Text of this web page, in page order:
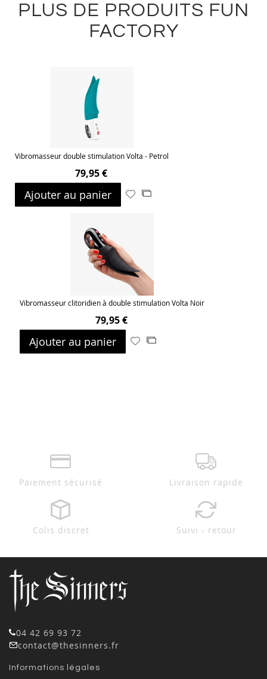
PLUS DE PRODUITS FUN
FACTORY
Vibromasseur double stimulation Volta - Petrol
79,95 €
Ajouter au panier
AjouterAjouter
Vibromasseur clitoridien à double stimulation Volta Noir
79,95 €
Ajouter au panier
AjouterAjouter
Paiement sécurisé Livraison rapide
Colis discret Suivi - retour
04 42 69 93 72
contact@thesinners.fr
Informations légales